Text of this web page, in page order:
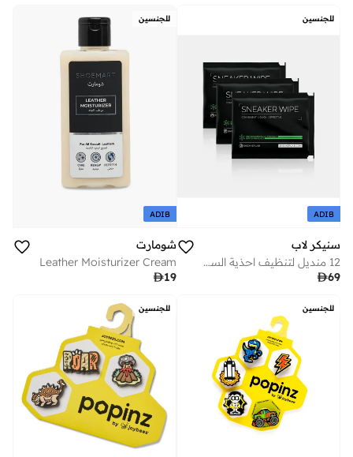
للجنسين
ADIB
سنيكر لاب
12 منديل لتنظيف احذية السنيكرز
69
للجنسين
ADIB
شومارت
Leather Moisturizer Cream
19
للجنسين للجنسين